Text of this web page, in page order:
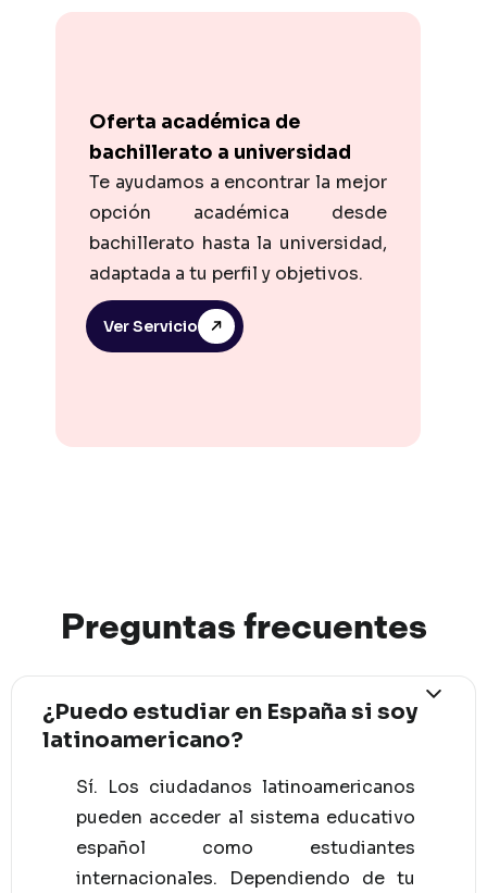
Oferta académica de
bachillerato a universidad
Te ayudamos a encontrar la mejor
opción académica desde
bachillerato hasta la universidad,
adaptada a tu perfil y objetivos.
Ver Servicio
Preguntas frecuentes
¿Puedo estudiar en España si soy
latinoamericano?
Sí. Los ciudadanos latinoamericanos
pueden acceder al sistema educativo
español como estudiantes
internacionales. Dependiendo de tu